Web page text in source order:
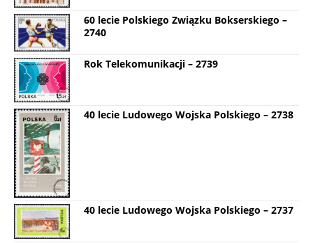
60 lecie Polskiego Związku Bokserskiego –
2740
Rok Telekomunikacji – 2739
40 lecie Ludowego Wojska Polskiego – 2738
40 lecie Ludowego Wojska Polskiego – 2737